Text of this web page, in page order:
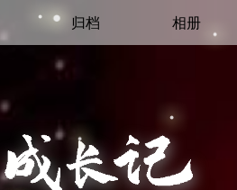
归档 相册